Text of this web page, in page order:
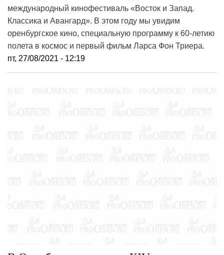
международный кинофестиваль «Восток и Запад.
Классика и Авангард». В этом году мы увидим
оренбургское кино, специальную программу к 60-летию
полета в космос и первый фильм Ларса Фон Триера.
пт, 27/08/2021 - 12:19